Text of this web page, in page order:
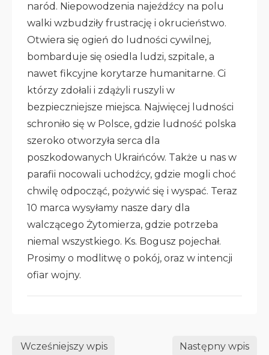
naród. Niepowodzenia najeźdźcy na polu
walki wzbudziły frustrację i okrucieństwo.
Otwiera się ogień do ludności cywilnej,
bombarduje się osiedla ludzi, szpitale, a
nawet fikcyjne korytarze humanitarne. Ci
którzy zdołali i zdążyli ruszyli w
bezpieczniejsze miejsca. Najwięcej ludności
schroniło się w Polsce, gdzie ludność polska
szeroko otworzyła serca dla
poszkodowanych Ukraińców. Także u nas w
parafii nocowali uchodźcy, gdzie mogli choć
chwilę odpocząć, pożywić się i wyspać. Teraz
10 marca wysyłamy nasze dary dla
walczącego Żytomierza, gdzie potrzeba
niemal wszystkiego. Ks. Bogusz pojechał.
Prosimy o modlitwę o pokój, oraz w intencji
ofiar wojny.
Wcześniejszy wpis Następny wpis